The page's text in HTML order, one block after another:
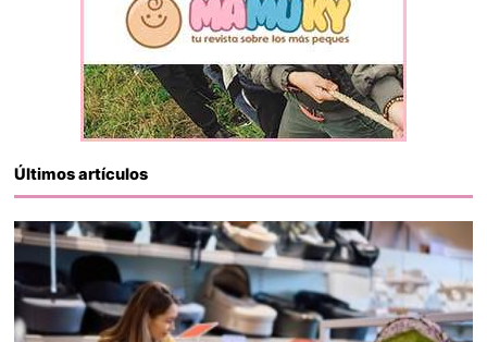
Últimos artículos